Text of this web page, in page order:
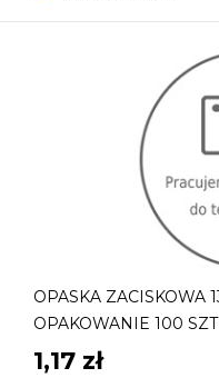
OPASKA ZACISKOWA
OPAKOWANIE 100
1,17 zł